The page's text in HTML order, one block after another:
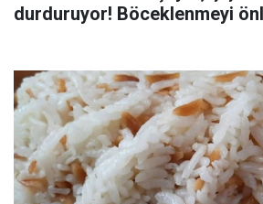
durduruyor! Böceklenmeyi